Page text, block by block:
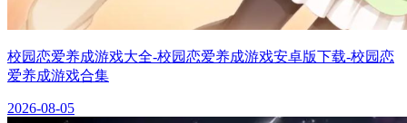
校园恋爱养成游戏大全-校园恋爱养成游戏安卓版下载-校园恋
爱养成游戏合集
2026-08-05